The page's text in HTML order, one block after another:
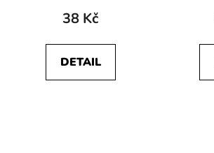
38 Kč
DETAIL